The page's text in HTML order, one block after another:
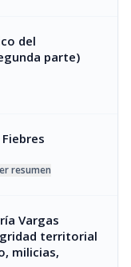
del
parte)
resumen
Vargas
territorial
milicias,